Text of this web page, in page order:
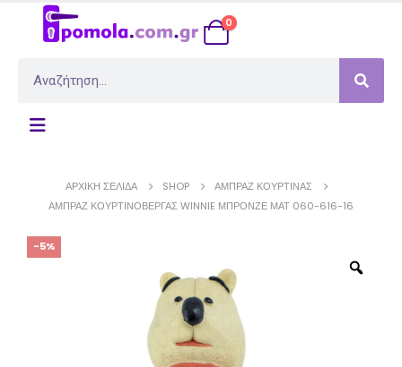
0
ΑΡΧΙΚΉ ΣΕΛΊΔΑ SHOP
ΑΜΠΡΆΖ ΚΟΥΡΤΊΝΑΣ
ΑΜΠΡΆΖ ΚΟΥΡΤΙΝΌΒΕΡΓΑΣ WINNIE ΜΠΡΟΝΖΈ ΜΑΤ 060-616-16
-5%